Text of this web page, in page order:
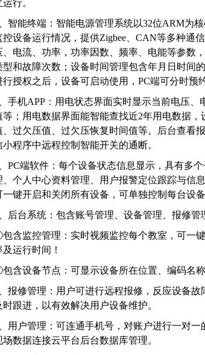
运行。
智能终端：智能电源管理系统以32位ARM为
控设备运行情况，提供Zigbee、CAN等多种通
、电流、功率，功率因数、频率、电能等参数
型和故障次数；设备时间管理包含年月日时间
行授权之后，设备可启动使用，PC端可分时预
手机APP：用电状态界面实时显示当前电压
等；用电数据界面能智能查找近2年用电数据
、过欠压值、过欠压恢复时间值等。后台查看
小程序中远程控制智能开关的通断。
PC端软件：每个设备状态信息显示，具有多
、个人中心资料管理、用户报警定位跟踪与信
一键开启和关闭所有设备，可单独控制每台设备
后台系统：包含账号管理、设备管理、报修管
含监控管理：实时视频监控每个教室，可一
及运行时间！
含设备节点：可显示设备所在位置、编码名
报修管理：用户可进行远程报修，反应设备
时跟进，以有效解决用户设备维护。
用户管理：可连通手机号，对账户进行一对
场数据连接云平台后台数据库管理。